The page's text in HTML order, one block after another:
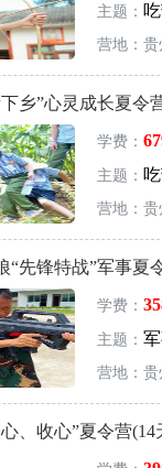
主题：
营地：贵
下乡”心灵成长夏
学费：
主题：
营地：贵
“先锋特战”军事
学费：
主题：
营地：贵
心、收心”夏令营